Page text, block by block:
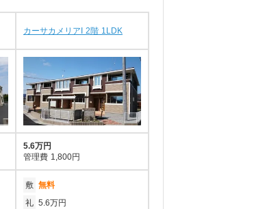
カーサカメリアI 2階 1LDK
5.6万円
管理費 1,800円
敷 無料
礼 5.6万円